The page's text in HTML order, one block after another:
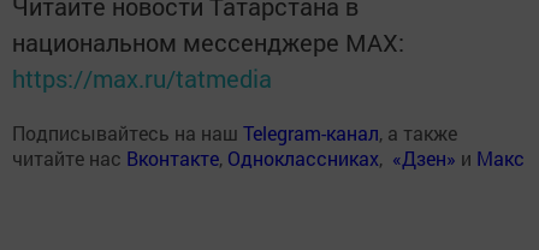
Читайте новости Татарстана в
национальном мессенджере MАХ:
https://max.ru/tatmedia
Подписывайтесь на наш Telegram-канал, а также
читайте нас Вконтакте, Одноклассниках, «Дзен» и Макс